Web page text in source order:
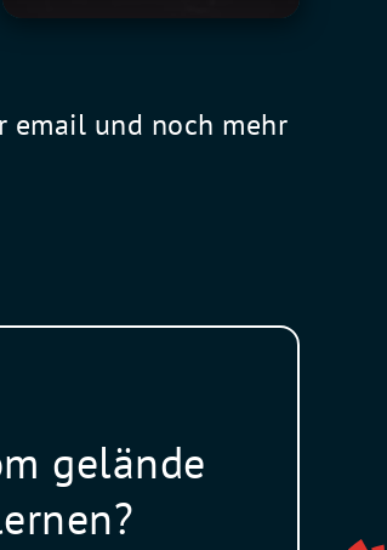
email und noch mehr
gelände